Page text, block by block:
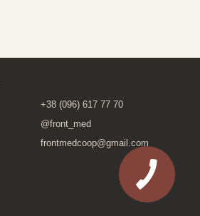
+38 (096) 617 77 70
@front_med
frontmedcoop@gmail.com